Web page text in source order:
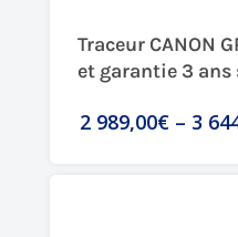
Traceur CANON
et garantie 3 ans
2 989,00€ – 3